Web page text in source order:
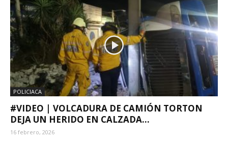
POLICIACA
#VIDEO | VOLCADURA DE CAMIÓN TORTON
DEJA UN HERIDO EN CALZADA...
16 febrero, 2026